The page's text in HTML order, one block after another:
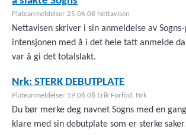
Plateanmeldelser 25.06.08 Nettavisen
Nettavisen skriver i sin anmeldelse av
intensjonen med å i det hele tatt anmelde
var å gi det totalslakt.
Nrk: STERK DEBUTPLATE
Plateanmeldelser 19.06.08 Erik Forfod, Nrk
Du bør merke deg navnet Sogns med en
klare med sin debutplate som er sterke